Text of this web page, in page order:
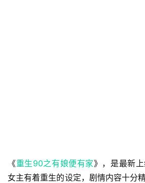
《重生90之有娘便有家》，是最新
女主有着重生的设定，剧情内容十分